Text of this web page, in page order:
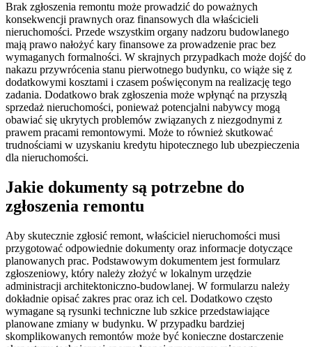
Brak zgłoszenia remontu może prowadzić do poważnych
konsekwencji prawnych oraz finansowych dla właścicieli
nieruchomości. Przede wszystkim organy nadzoru budowlanego
mają prawo nałożyć kary finansowe za prowadzenie prac bez
wymaganych formalności. W skrajnych przypadkach może dojść do
nakazu przywrócenia stanu pierwotnego budynku, co wiąże się z
dodatkowymi kosztami i czasem poświęconym na realizację tego
zadania. Dodatkowo brak zgłoszenia może wpłynąć na przyszłą
sprzedaż nieruchomości, ponieważ potencjalni nabywcy mogą
obawiać się ukrytych problemów związanych z niezgodnymi z
prawem pracami remontowymi. Może to również skutkować
trudnościami w uzyskaniu kredytu hipotecznego lub ubezpieczenia
dla nieruchomości.
Jakie dokumenty są potrzebne do
zgłoszenia remontu
Aby skutecznie zgłosić remont, właściciel nieruchomości musi
przygotować odpowiednie dokumenty oraz informacje dotyczące
planowanych prac. Podstawowym dokumentem jest formularz
zgłoszeniowy, który należy złożyć w lokalnym urzędzie
administracji architektoniczno-budowlanej. W formularzu należy
dokładnie opisać zakres prac oraz ich cel. Dodatkowo często
wymagane są rysunki techniczne lub szkice przedstawiające
planowane zmiany w budynku. W przypadku bardziej
skomplikowanych remontów może być konieczne dostarczenie